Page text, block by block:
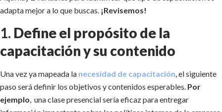
adapta mejor a lo que buscas. ¡Revisemos!
1. Define el propósito de la
capacitación y su contenido
Una vez ya mapeada la necesidad de capacitación, el siguiente
paso será definir los objetivos y contenidos esperables. Por
ejemplo, una clase presencial sería eficaz para entregar